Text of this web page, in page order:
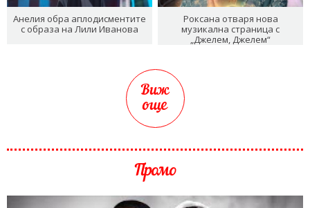
Анелия обра аплодисментите
с образа на Лили Иванова
Роксана отваря нова
музикална страница с
„Джелем, Джелем“
Виж
още
Промо